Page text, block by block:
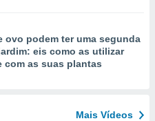
ovo podem ter uma segunda
eis como as utilizar
com as suas plantas
Mais Vídeos